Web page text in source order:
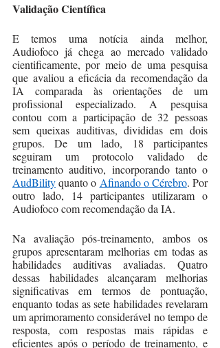
Validação Científica
E temos uma notícia ainda melhor,
Audiofoco já chega ao mercado validado
cientificamente, por meio de uma pesquisa
que avaliou a eficácia da recomendação da
IA comparada às orientações de um
profissional especializado. A pesquisa
contou com a participação de 32 pessoas
sem queixas auditivas, divididas em dois
grupos. De um lado, 18 participantes
seguiram um protocolo validado de
AudBility quanto o Afinando o Cérebro. Por
outro lado, 14 participantes utilizaram o
Audiofoco com recomendação da IA.
Na avaliação pós-treinamento, ambos os
grupos apresentaram melhorias em todas as
habilidades auditivas avaliadas. Quatro
dessas habilidades alcançaram melhorias
significativas em termos de pontuação,
enquanto todas as sete habilidades revelaram
um aprimoramento considerável no tempo de
resposta, com respostas mais rápidas e
eficientes após o período de treinamento, e